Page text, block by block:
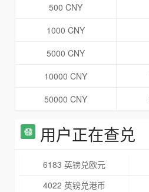
500 CNY
1000 CNY
5000 CNY
10000 CNY
50000 CNY
用户正在查兑
6183 英镑兑欧元
4022 英镑兑港币